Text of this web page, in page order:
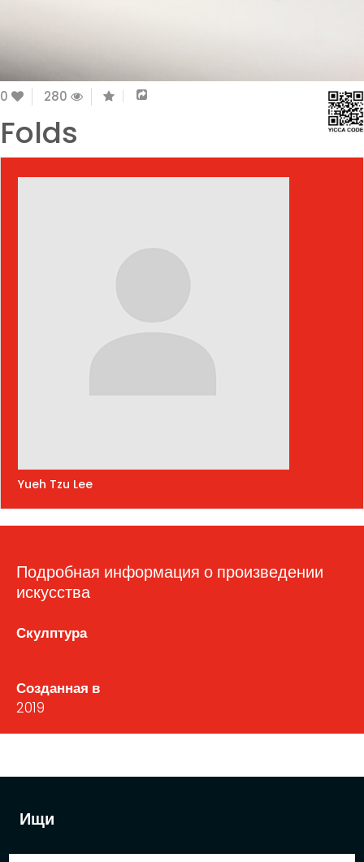
Ищи
0 280
Folds
Yueh Tzu Lee
Подробная информация о произведении
искусства
Скулптура
Созданная в
2019